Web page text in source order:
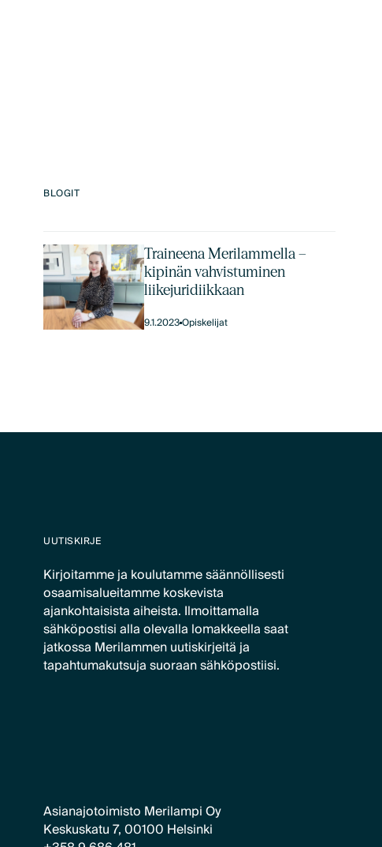
BLOGIT
Traineena Merilammella –
kipinän vahvistuminen
liikejuridiikkaan
9.1.2023Opiskelijat
UUTISKIRJE
Kirjoitamme ja koulutamme säännöllisesti
osaamisalueitamme koskevista
ajankohtaisista aiheista. Ilmoittamalla
sähköpostisi alla olevalla lomakkeella saat
jatkossa Merilammen uutiskirjeitä ja
tapahtumakutsuja suoraan sähköpostiisi.
Asianajotoimisto Merilampi Oy
Keskuskatu 7, 00100 Helsinki